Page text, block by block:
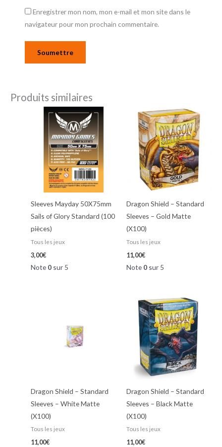
Enregistrer mon nom, mon e-mail et mon site dans le
navigateur pour mon prochain commentaire.
Produits similaires
Sleeves Mayday 50X75mm
Sails of Glory Standard (100
pièces)
Tous les jeux
3,00€
Note 0 sur 5
Dragon Shield – Standard
Sleeves – Gold Matte
(X100)
Tous les jeux
11,00€
Note 0sur 5
Dragon Shield – Standard
Sleeves – White Matte
(X100)
Tous les jeux
11,00€
Dragon Shield – Standard
Sleeves – Black Matte
(X100)
Tous les jeux
11,00€